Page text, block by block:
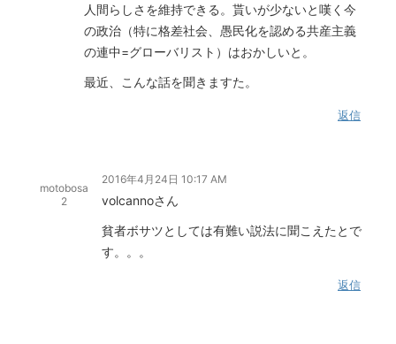
人間らしさを維持できる。貰いが少ないと嘆く今
の政治（特に格差社会、愚民化を認める共産主義
の連中=グローバリスト）はおかしいと。
最近、こんな話を聞きますた。
返信
motobosa
2
2016年4月24日 10:17 AM
volcannoさん
貧者ボサツとしては有難い説法に聞こえたとで
す。。。
返信